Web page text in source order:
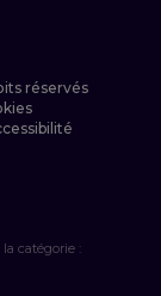
réservés
catégorie :